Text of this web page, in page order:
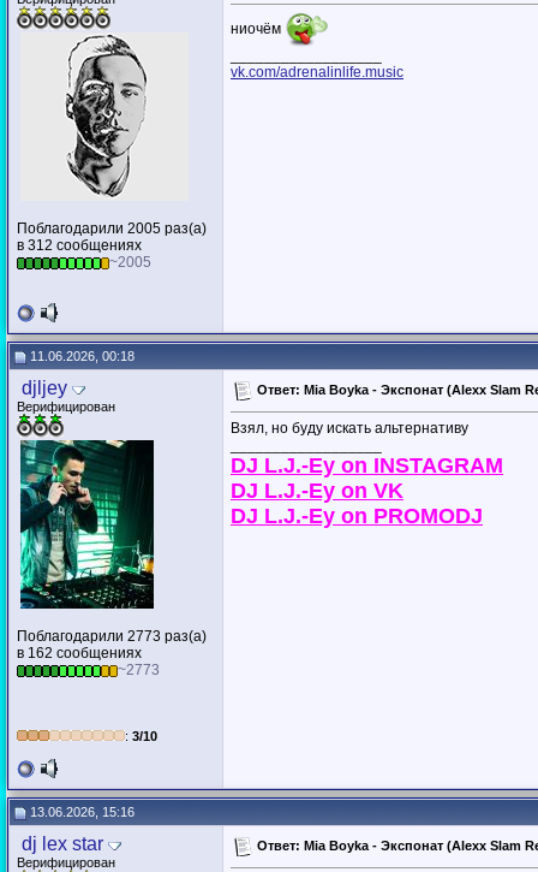
Поблагодарили 2005 раз(а)
в 312 сообщениях
~2005
ниочём
vk.com/adrenalinlife.music
11.06.2026, 00:18
djljey
Верифицирован
Поблагодарили 2773 раз(а)
в 162 сообщениях
~2773
: 3/10
Ответ: Mia Boyka - Экспонат (Alexx Slam
Взял, но буду искать альтернативу
DJ L.J.-Ey on INSTAGRAM
DJ L.J.-Ey on VK
DJ L.J.-Ey on PROMODJ
13.06.2026, 15:16
dj lex star
Верифицирован
Ответ: Mia Boyka - Экспонат (Alexx Slam